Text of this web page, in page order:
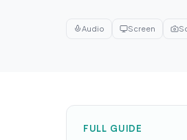
Audio Screen
FULL GUIDE